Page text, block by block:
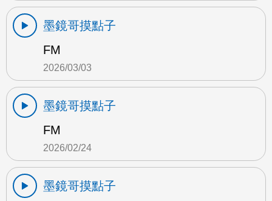
墨鏡哥摸點子
FM
2026/03/03
墨鏡哥摸點子
FM
2026/02/24
墨鏡哥摸點子